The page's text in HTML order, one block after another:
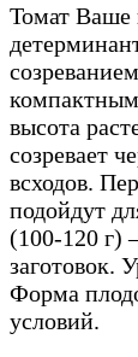
Томат Ваше
высота
созревает
всходов.
подойдут
(100-120 г)
заготовок.
Форма
условий.